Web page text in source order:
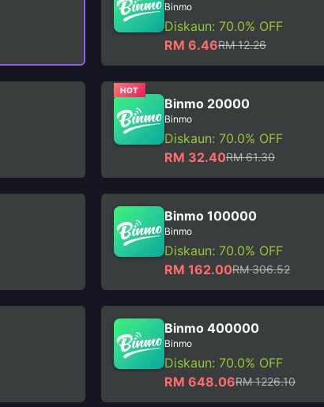
Binmo
Diskaun: 70.0% OFF
RM 6.46RM 12.26
HOT
Binmo 20000
Binmo
Diskaun: 70.0% OFF
RM 32.40RM 61.30
Binmo 100000
Binmo
Diskaun: 70.0% OFF
RM 162.00RM 306.52
Binmo 400000
Binmo
Diskaun: 70.0% OFF
RM 648.06RM 1226.10